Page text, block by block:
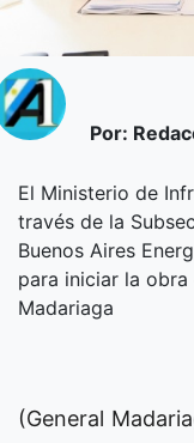
Por:
El Ministerio de
través de la
Buenos Aires
para iniciar la obra
Madariaga
(General